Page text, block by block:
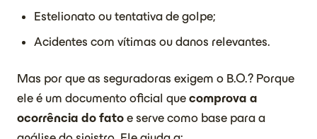
Estelionato ou tentativa de golpe;
Acidentes com vítimas ou danos relevantes.
Mas por que as seguradoras exigem o B.O.? Porque
ele é um documento oficial que comprova a
ocorrência do fato e serve como base para a